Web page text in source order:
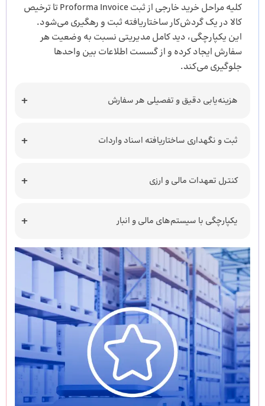
کلیه مراحل خرید خارجی از ثبت Proforma Invoice تا ترخیص
کالا در یک گردش‌کار ساختاریافته ثبت و رهگیری می‌شود.
این یکپارچگی، دید کامل مدیریتی نسبت به وضعیت هر
سفارش ایجاد کرده و از گسست اطلاعات بین واحدها
جلوگیری می‌کند.
هزینه‌یابی دقیق و تفصیلی هر سفارش
ثبت و نگهداری ساختاریافته اسناد واردات
کنترل تعهدات مالی و ارزی
یکپارچگی با سیستم‌های مالی و انبار